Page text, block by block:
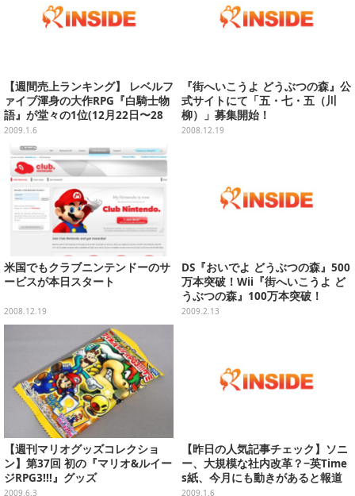
【週間売上ランキング】 レベルフ
ァイブ渾身の大作RPG『白騎士物
語』が堂々の1位(12月22日〜28
日)
2009.1.6
『街へいこうよ どうぶつの森』公
式サイトにて「五・七・五（川
柳）」募集開始！
2008.12.19
米国でもクラブニンテンドーのサ
ービスが本日スタート
2008.12.19
DS『おいでよ どうぶつの森』500
万本突破！Wii『街へいこうよ ど
うぶつの森』100万本突破！
2009.2.13
【週刊マリオグッズコレクショ
ン】第37回 初の『マリオ&ルイー
ジRPG3!!!』グッズ
2009.6.3
【昨日の人気記事チェック】ソニ
ー、大規模な社内改革？−英Time
s紙、今月にも動きがあると報道
(1月5日)
2009.1.6